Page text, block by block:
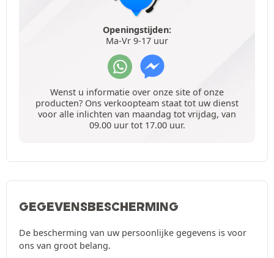
Openingstijden:
Ma-Vr 9-17 uur
Wenst u informatie over onze site of onze
producten? Ons verkoopteam staat tot uw dienst
voor alle inlichten van maandag tot vrijdag, van
09.00 uur tot 17.00 uur.
GEGEVENSBESCHERMING
De bescherming van uw persoonlijke gegevens is voor
ons van groot belang.